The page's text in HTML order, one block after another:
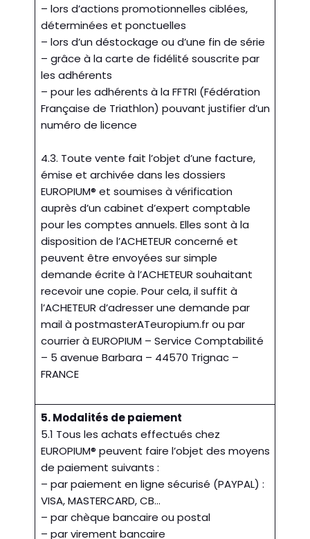
– lors d’actions promotionnelles ciblées,
déterminées et ponctuelles
– lors d’un déstockage ou d’une fin de série
– grâce à la carte de fidélité souscrite par
les adhérents
– pour les adhérents à la FFTRI (Fédération
Française de Triathlon) pouvant justifier d’un
numéro de licence
4.3. Toute vente fait l’objet d’une facture,
émise et archivée dans les dossiers
EUROPIUM® et soumises à vérification
auprès d’un cabinet d’expert comptable
pour les comptes annuels. Elles sont à la
disposition de l’ACHETEUR concerné et
peuvent être envoyées sur simple
demande écrite à l’ACHETEUR souhaitant
recevoir une copie. Pour cela, il suffit à
l’ACHETEUR d’adresser une demande par
mail à postmasterATeuropium.fr ou par
courrier à EUROPIUM – Service Comptabilité
– 5 avenue Barbara – 44570 Trignac –
FRANCE
5. Modalités de paiement
5.1 Tous les achats effectués chez
EUROPIUM® peuvent faire l’objet des moyens
de paiement suivants :
– par paiement en ligne sécurisé (PAYPAL) :
VISA, MASTERCARD, CB…
– par chèque bancaire ou postal
– par virement bancaire